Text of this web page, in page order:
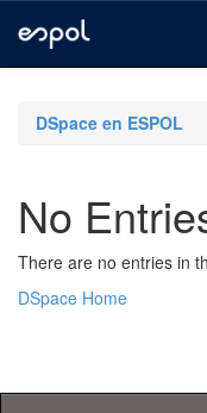
navigationDSpace en ESPOL
No
There are no entries in
DSpace Home